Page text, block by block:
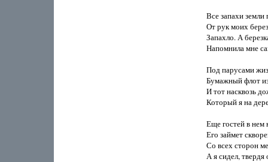
Все запахи земли
От рук моих
Запахло. А
Напомнила мне
Под парусами
Бумажный флот
И тот насквозь
Который я на
Еще гостей в нем
Его займет
Со всех сторон
А я сидел,